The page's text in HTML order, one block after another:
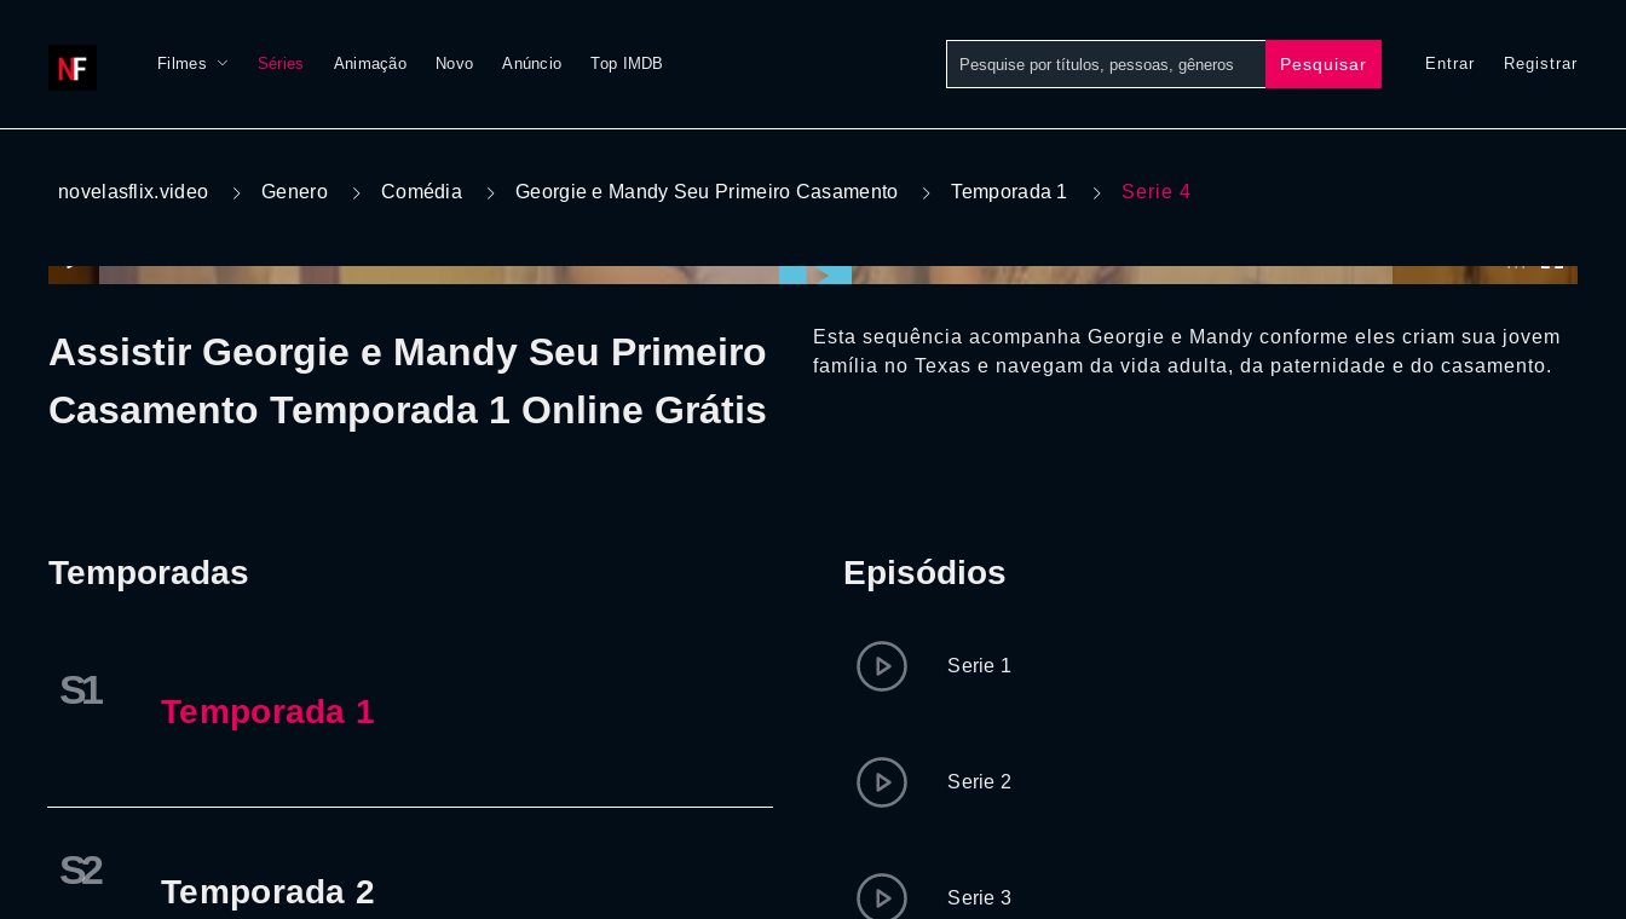
Filmes Séries Animação Novo Anúncio Top IMDB Pesquisar Entrar Registrar
novelasflix.video Genero Comédia Georgie e Mandy Seu Primeiro Casamento Temporada 1 Serie 4
Assistir Georgie e Mandy Seu Primeiro
Casamento Temporada 1 Online Grátis
Esta sequência acompanha Georgie e Mandy conforme eles criam sua jovem
família no Texas e navegam da vida adulta, da paternidade e do casamento.
Temporadas
S1 Temporada 1
S2 Temporada 2
Episódios
Serie 1
Serie 2
Serie 3